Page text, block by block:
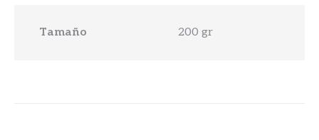
Tamaño 200 gr